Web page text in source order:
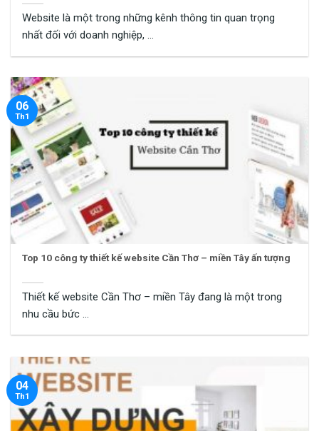
Website là một trong những kênh thông tin quan trọng
nhất đối với doanh nghiệp, ...
Top 10 công ty thiết kế website Cần Thơ – miền Tây ấn tượng
Thiết kế website Cần Thơ – miền Tây đang là một trong
nhu cầu bức ...
06
Th1
04
Th1